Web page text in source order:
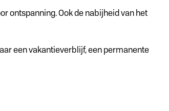
ontspanning. Ook de nabijheid van het
een vakantieverblijf, een permanente